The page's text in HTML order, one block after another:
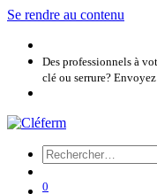
Se rendre au contenu
Des professionnels à
clé ou serrure?
0